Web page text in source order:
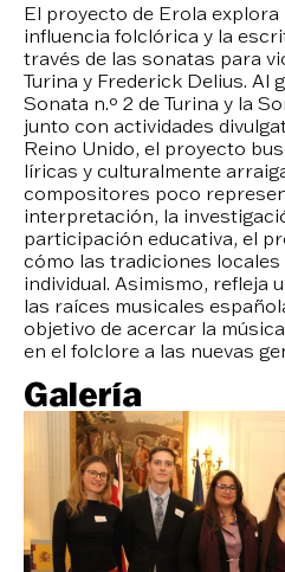
El proyecto de Erola
influencia folclórica y la
través de las sonatas para
Turina y Frederick Delius. Al
Sonata n.º 2 de Turina y la
junto con actividades
Reino Unido, el proyecto
líricas y culturalmente
compositores poco
interpretación, la
participación educativa, el
cómo las tradiciones locales
individual. Asimismo, refleja
las raíces musicales
objetivo de acercar la
en el folclore a las nuevas
Galería